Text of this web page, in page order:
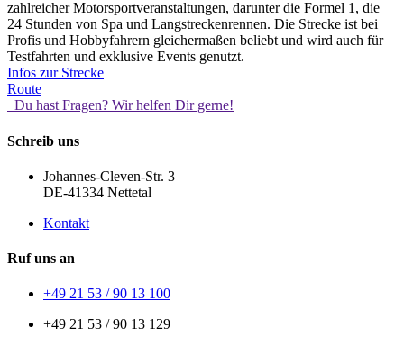
zahlreicher Motorsportveranstaltungen, darunter die Formel 1, die
24 Stunden von Spa und Langstreckenrennen. Die Strecke ist bei
Profis und Hobbyfahrern gleichermaßen beliebt und wird auch für
Testfahrten und exklusive Events genutzt.
Infos zur Strecke
Route
Du hast Fragen? Wir helfen Dir gerne!
Schreib uns
Johannes-Cleven-Str. 3
DE-41334 Nettetal
Kontakt
Ruf uns an
+49 21 53 / 90 13 100
+49 21 53 / 90 13 129